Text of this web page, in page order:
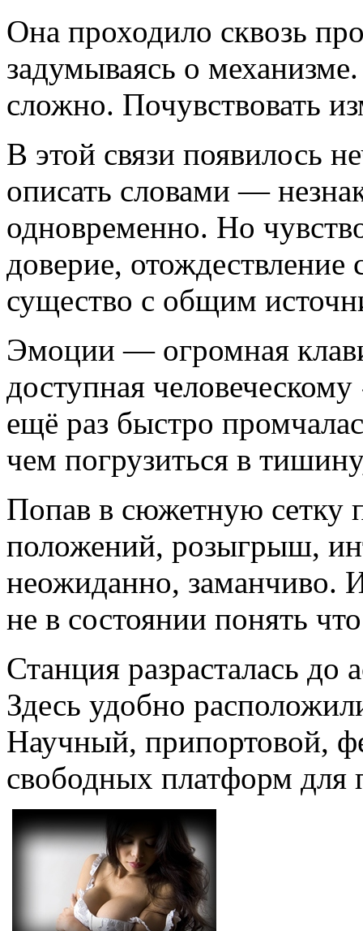
Она проходило сквозь
задумываясь о
сложно. Почувствовать
В этой связи появилось
описать словами —
одновременно. Но
доверие, отождествление
существо с общим
Эмоции — огромная
доступная
ещё раз быстро
чем погрузиться в
Попав в сюжетную сетку
положений, розыгрыш,
неожиданно, заманчиво.
не в состоянии понять
Станция разрасталась до
Здесь удобно
Научный, припортовой,
свободных платформ